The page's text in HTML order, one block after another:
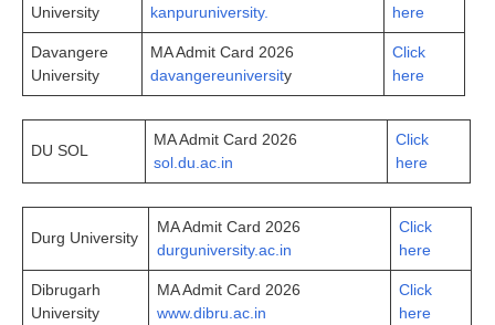
University
kanpuruniversity.
here
Davangere
University
MA Admit Card 2026
davangereuniversity
Click
here
DU SOL
MA Admit Card 2026
sol.du.ac.in
Click
here
Durg University
MA Admit Card 2026
durguniversity.ac.in
Click
here
Dibrugarh
University
MA Admit Card 2026
www.dibru.ac.in
Click
here